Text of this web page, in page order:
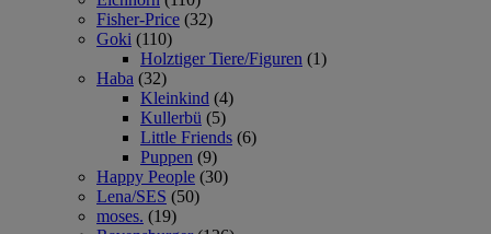
Fisher-Price (32)
Goki (110)
Holztiger Tiere/Figuren (1)
Haba (32)
Kleinkind (4)
Kullerbü (5)
Little Friends (6)
Puppen (9)
Happy People (30)
Lena/SES (50)
moses. (19)